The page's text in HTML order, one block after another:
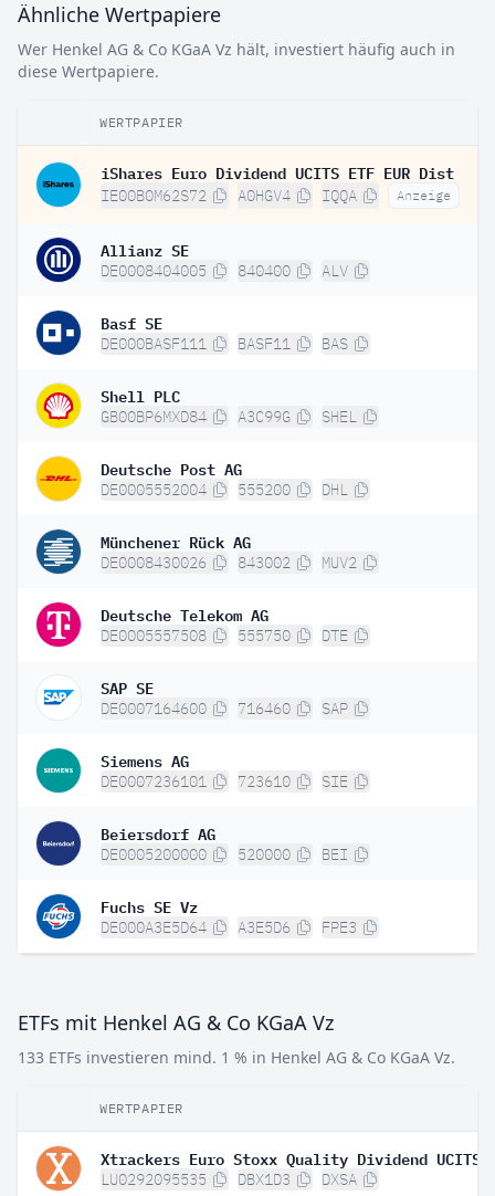
Ähnliche Wertpapiere
Wer Henkel AG & Co KGaA Vz hält, investiert häufig auch in
diese Wertpapiere.
WERTPAPIER
iShares Euro Dividend UCITS ETF EUR Dist
IE00B0M62S72 A0HGV4 IQQA Anzeige
Allianz SE
DE0008404005 840400 ALV
Basf SE
DE000BASF111 BASF11 BAS
Shell PLC
GB00BP6MXD84 A3C99G SHEL
Deutsche Post AG
DE0005552004 555200 DHL
Münchener Rück AG
DE0008430026 843002 MUV2
Deutsche Telekom AG
DE0005557508 555750 DTE
SAP SE
DE0007164600 716460 SAP
Siemens AG
DE0007236101 723610 SIE
Beiersdorf AG
DE0005200000 520000 BEI
Fuchs SE Vz
DE000A3E5D64 A3E5D6 FPE3
ETFs mit Henkel AG & Co KGaA Vz
133 ETFs investieren mind. 1 % in Henkel AG & Co KGaA Vz.
WERTPAPIER
LU0292095535 DBX1D3 DXSA